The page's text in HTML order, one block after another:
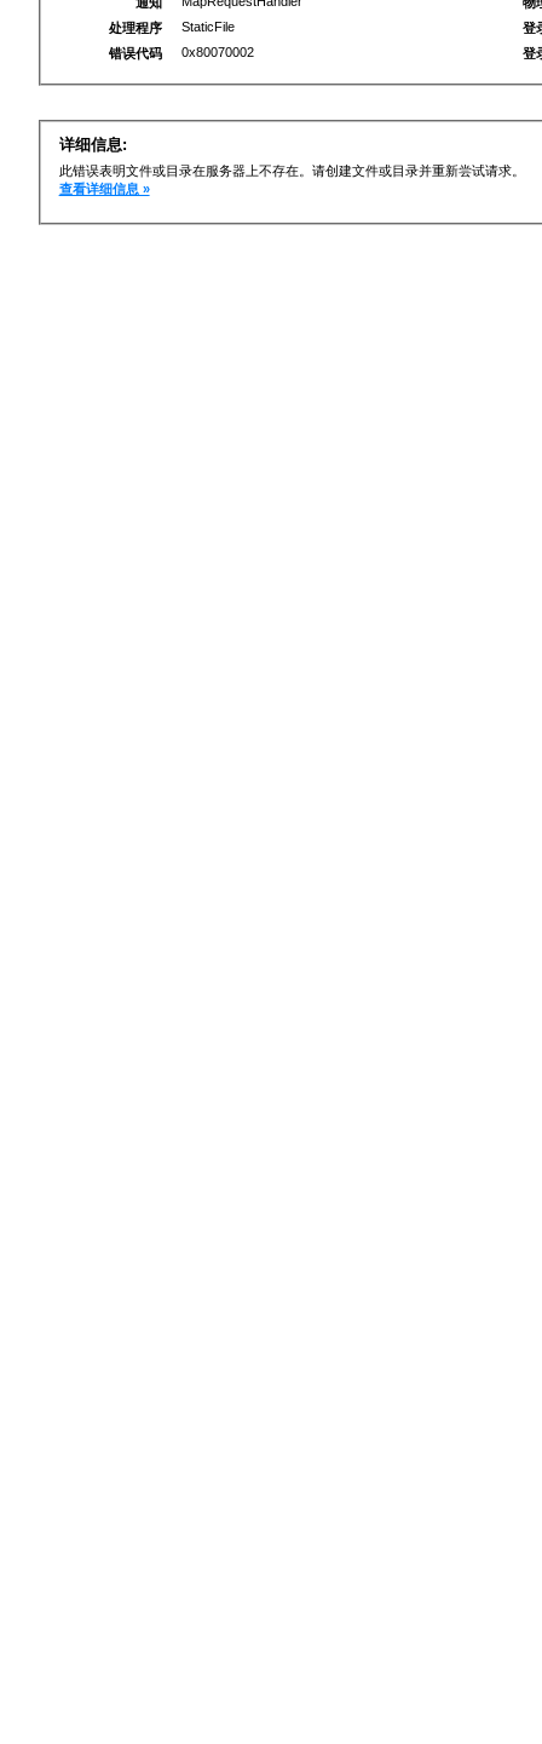
处理程序
StaticFile
错误代码
0x80070002
登
登
详细信息:
此错误表明文件或目录在服务器上不存在。请创建文件或目录并重新尝试请求。
查看详细信息 »